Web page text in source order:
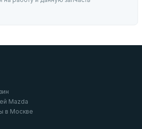
Mazda
в Москве